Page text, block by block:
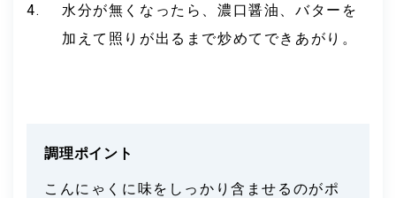
水分が無くなったら、濃口醤油、バターを
加えて照りが出るまで炒めてできあがり。
調理ポイント
こんにゃくに味をしっかり含ませるのがポ